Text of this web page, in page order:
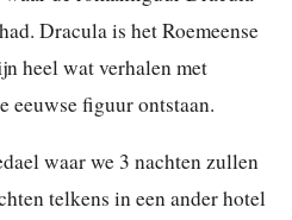
Dracula is het Roemeense
heel wat verhalen met
eeuwse figuur ontstaan.
waar we 3 nachten zullen
telkens in een ander hotel